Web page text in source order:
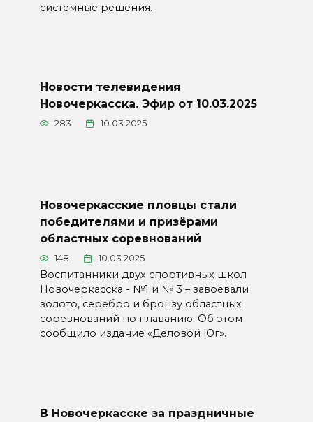
системные решения.
Новости телевидения
Новочеркасска. Эфир от 10.03.2025
283 10.03.2025
Новочеркасские пловцы стали
победителями и призёрами
областных соревнований
148 10.03.2025
Воспитанники двух спортивных школ
Новочеркасска - №1 и № 3 – завоевали
золото, серебро и бронзу областных
соревнований по плаванию. Об этом
сообщило издание «Деловой Юг».
В Новочеркасске за праздничные